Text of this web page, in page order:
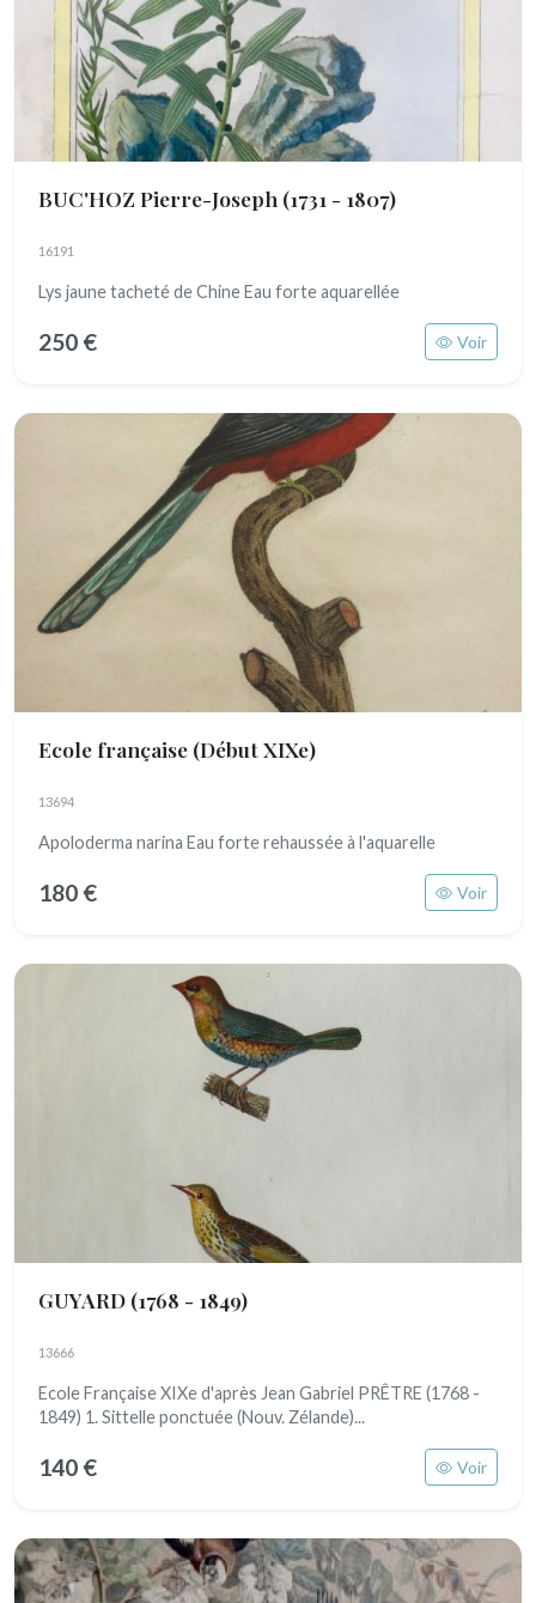
BUC'HOZ Pierre-Joseph (1731 - 1807)
16191
Lys jaune tacheté de Chine Eau forte aquarellée
250 € Voir
Ecole française (Début XIXe)
13694
Apoloderma narina Eau forte rehaussée à l'aquarelle
180 € Voir
GUYARD (1768 - 1849)
13666
Ecole Française XIXe d'après Jean Gabriel PRÊTRE (1768 -
1849) 1. Sittelle ponctuée (Nouv. Zélande)...
140 € Voir